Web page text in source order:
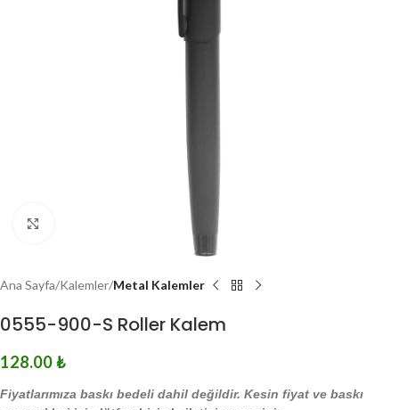
Ana Sayfa Kalemler Metal Kalemler
0555-900-S Roller Kalem
128.00₺
Fiyatlarımıza baskı bedeli dahil değildir. Kesin fiyat ve baskı